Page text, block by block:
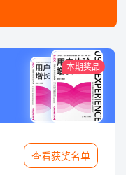
本期奖品
查看获奖名单